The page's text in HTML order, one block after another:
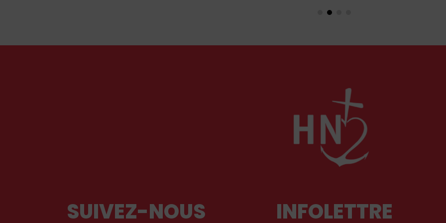
redouter un affaiblissement durable de leur
SUIVEZ-NOUS INFOLETTRE